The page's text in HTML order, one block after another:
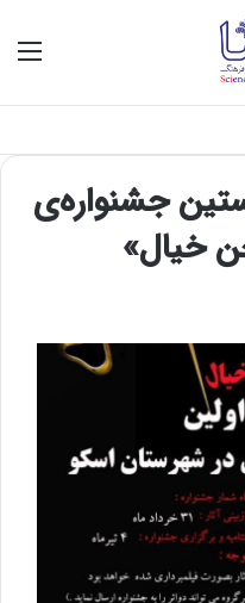
خطرناک می‌شود
جشنواره‌ی
خیال»